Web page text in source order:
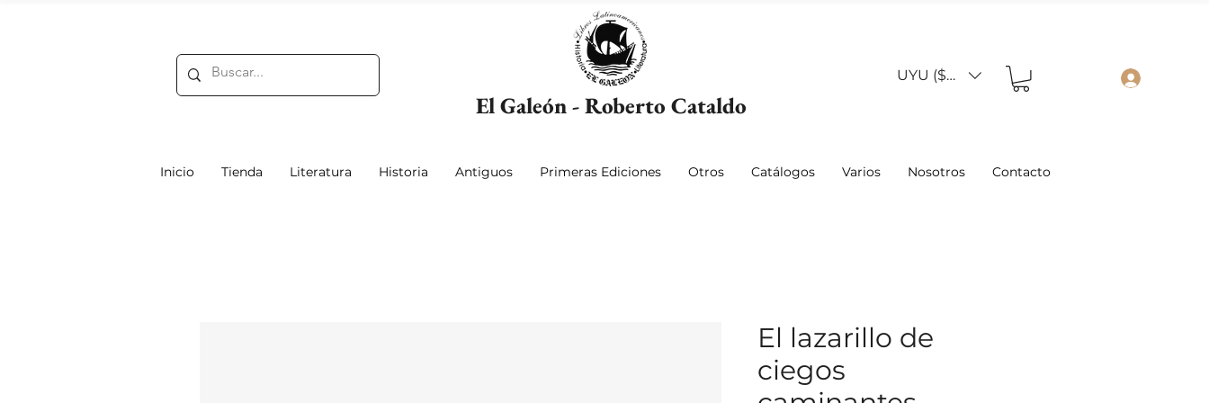
El Galeón - Roberto Cataldo
UYU ($U)
Inicio Tienda Literatura Historia Antiguos Primeras Ediciones Otros Catálogos Varios Nosotros Contacto
El lazarillo de
ciegos